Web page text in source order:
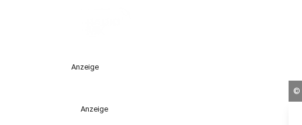
Anzeige
Anzeige
©